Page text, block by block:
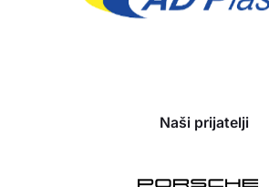
Naši prijatelji